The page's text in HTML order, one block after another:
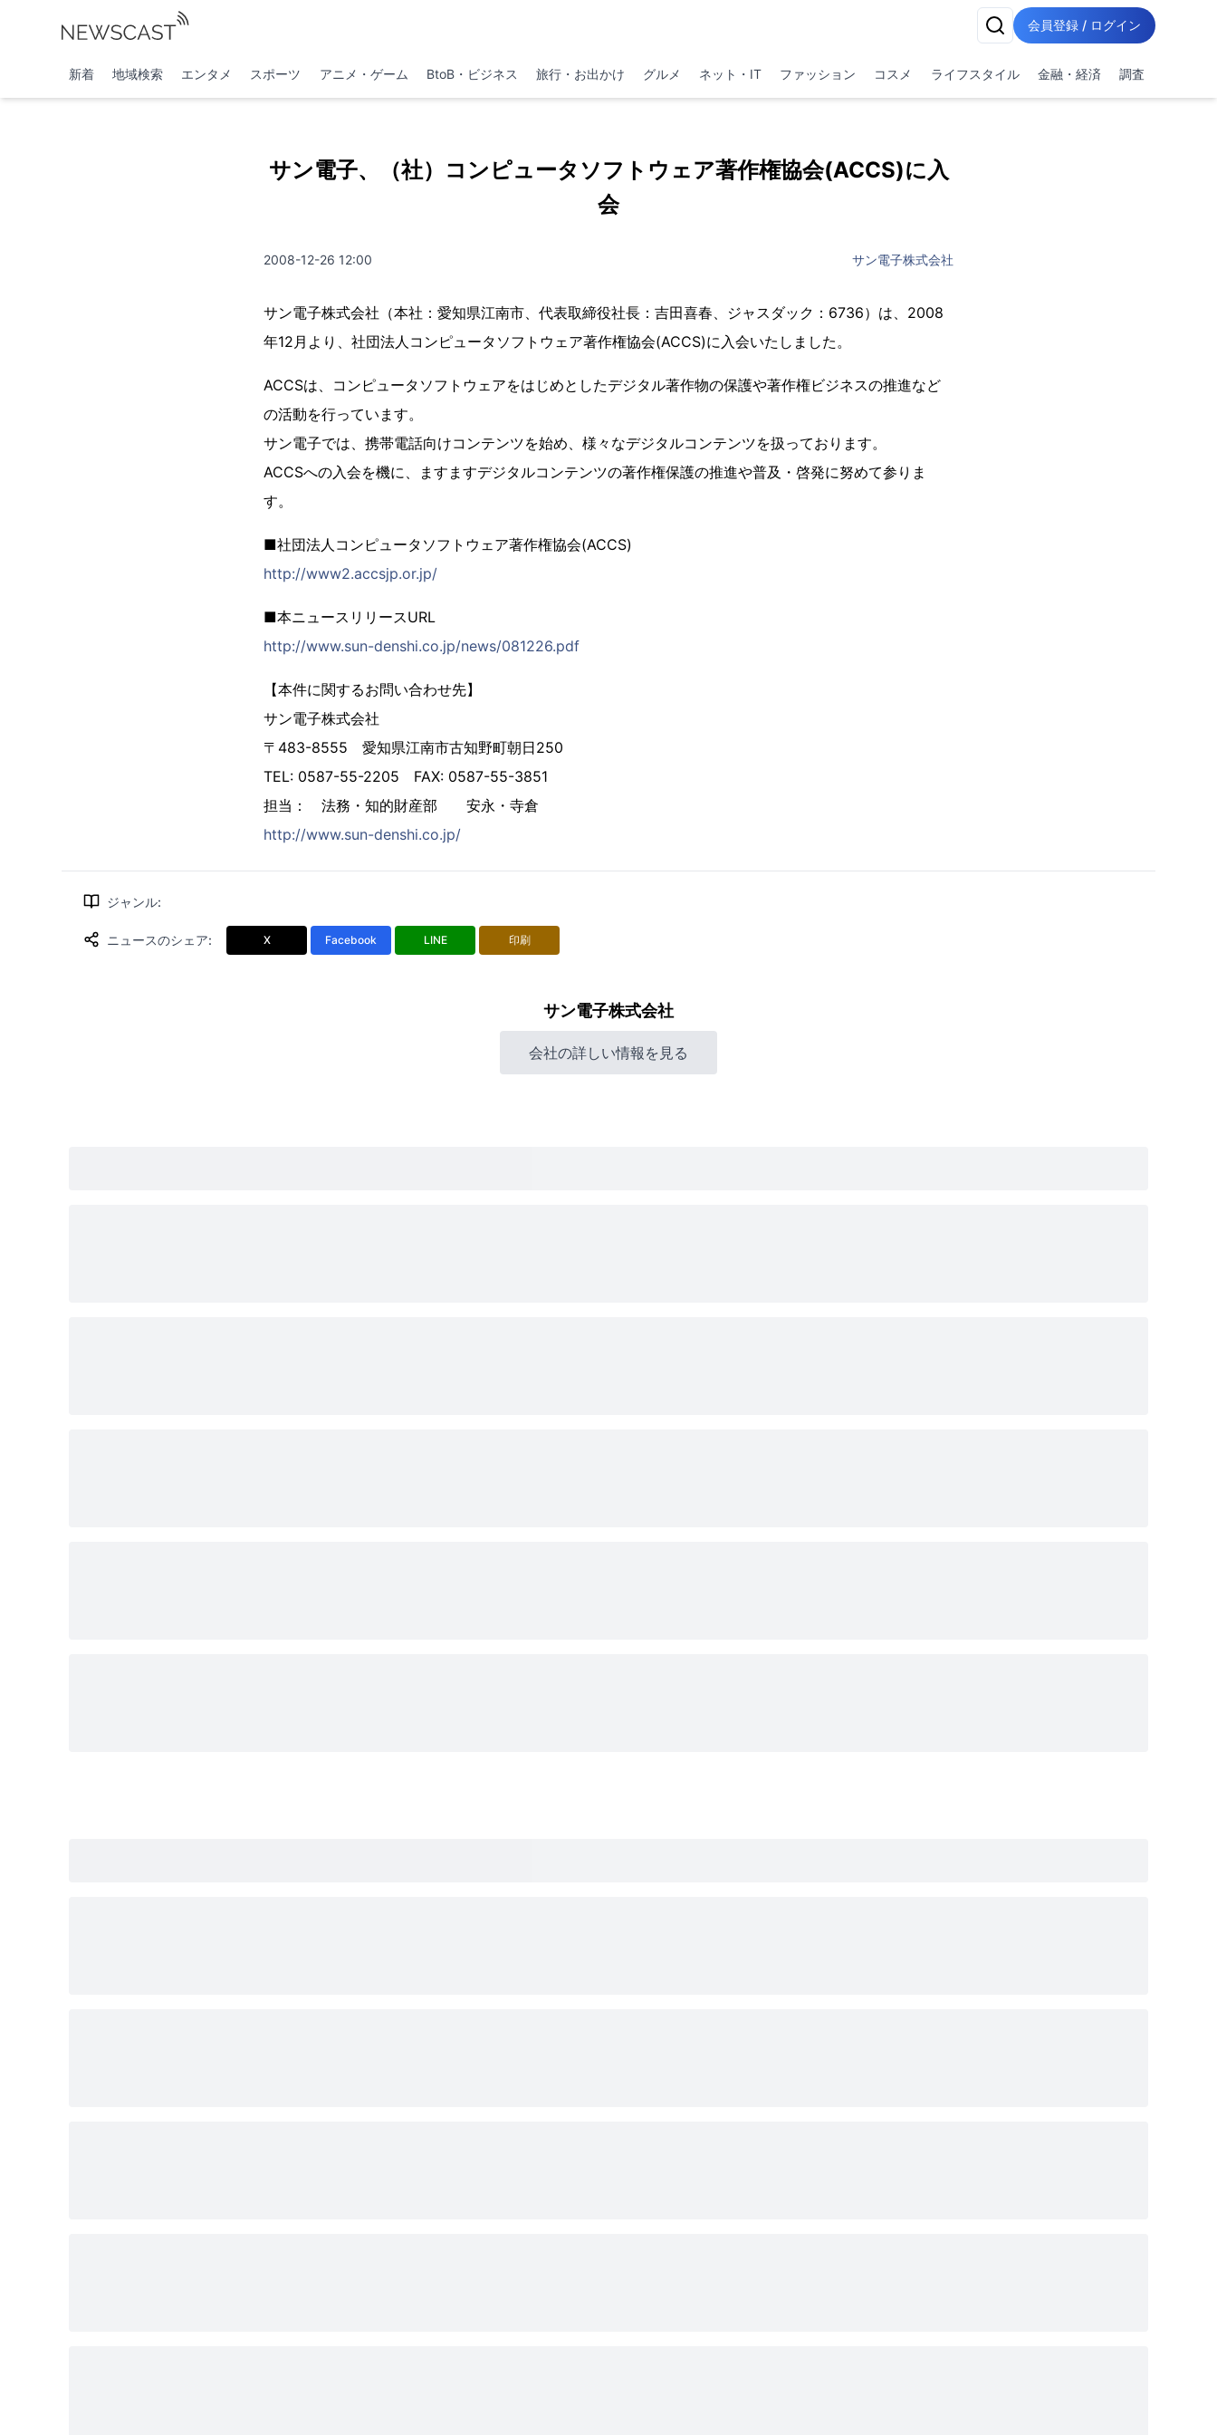
会員登録 / ログイン
新着 地域検索 エンタメ スポーツ アニメ・ゲーム BtoB・ビジネス 旅行・お出かけ グルメ ネット・IT ファッション コスメ ライフスタイル 金融・経済 調査
サン電子、（社）コンピュータソフトウェア著作権協会(ACCS)に入
会
2008-12-26 12:00 サン電子株式会社
サン電子株式会社（本社：愛知県江南市、代表取締役社長：吉田喜春、ジャスダック：6736）は、2008
年12月より、社団法人コンピュータソフトウェア著作権協会(ACCS)に入会いたしました。
ACCSは、コンピュータソフトウェアをはじめとしたデジタル著作物の保護や著作権ビジネスの推進など
の活動を行っています。
サン電子では、携帯電話向けコンテンツを始め、様々なデジタルコンテンツを扱っております。
ACCSへの入会を機に、ますますデジタルコンテンツの著作権保護の推進や普及・啓発に努めて参りま
す。
■社団法人コンピュータソフトウェア著作権協会(ACCS)
http://www2.accsjp.or.jp/
■本ニュースリリースURL
http://www.sun-denshi.co.jp/news/081226.pdf
【本件に関するお問い合わせ先】
サン電子株式会社
〒483-8555 愛知県江南市古知野町朝日250
TEL: 0587-55-2205 FAX: 0587-55-3851
担当： 法務・知的財産部 安永・寺倉
http://www.sun-denshi.co.jp/
ジャンル:
ニュースのシェア: X Facebook LINE 印刷
サン電子株式会社
会社の詳しい情報を見る